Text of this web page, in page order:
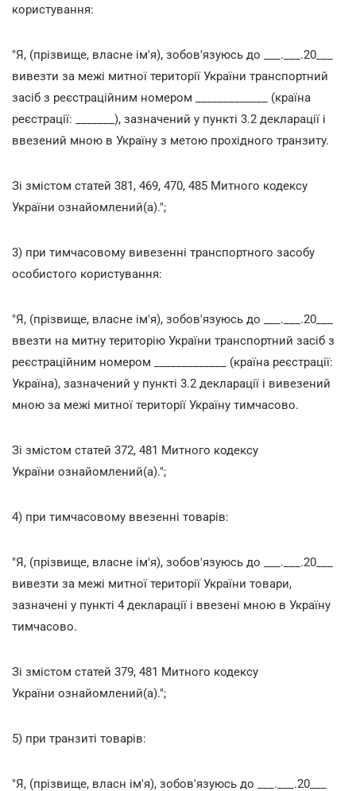
користування:
"Я, (прізвище, власне ім'я), зобов'язуюсь до ___.___.20___
вивезти за межі митної території України транспортний
засіб з реєстраційним номером _____________ (країна
реєстрації: _______), зазначений у пункті 3.2 декларації і
ввезений мною в Україну з метою прохідного транзиту.
Зі змістом статей 381, 469, 470, 485 Митного кодексу
України ознайомлений(а).";
3) при тимчасовому вивезенні транспортного засобу
особистого користування:
"Я, (прізвище, власне ім'я), зобов'язуюсь до ___.___.20___
ввезти на митну територію України транспортний засіб з
реєстраційним номером _____________ (країна реєстрації:
Україна), зазначений у пункті 3.2 декларації і вивезений
мною за межі митної території Україну тимчасово.
Зі змістом статей 372, 481 Митного кодексу
України ознайомлений(а).";
4) при тимчасовому ввезенні товарів:
"Я, (прізвище, власне ім'я), зобов'язуюсь до ___.___.20___
вивезти за межі митної території України товари,
зазначені у пункті 4 декларації і ввезені мною в Україну
тимчасово.
Зі змістом статей 379, 481 Митного кодексу
України ознайомлений(а).";
5) при транзиті товарів:
"Я, (прізвище, власн ім'я), зобов'язуюсь до ___.___.20___